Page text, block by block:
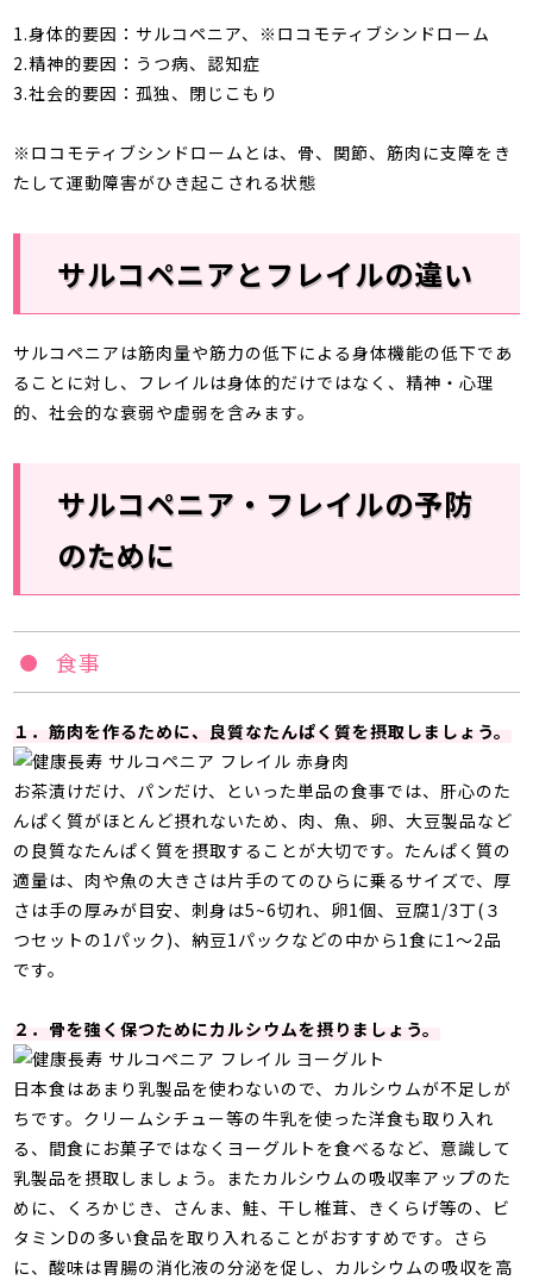
1.身体的要因：サルコペニア、※ロコモティブシンドローム
2.精神的要因：うつ病、認知症
3.社会的要因：孤独、閉じこもり
※ロコモティブシンドロームとは、骨、関節、筋肉に支障をき
たして運動障害がひき起こされる状態
サルコペニアとフレイルの違い
サルコペニアは筋肉量や筋力の低下による身体機能の低下であ
ることに対し、フレイルは身体的だけではなく、精神・心理
的、社会的な衰弱や虚弱を含みます。
サルコペニア・フレイルの予防
のために
食事
１．筋肉を作るために、良質なたんぱく質を摂取しましょう。
お茶漬けだけ、パンだけ、といった単品の食事では、肝心のた
んぱく質がほとんど摂れないため、肉、魚、卵、大豆製品など
の良質なたんぱく質を摂取することが大切です。たんぱく質の
適量は、肉や魚の大きさは片手のてのひらに乗るサイズで、厚
さは手の厚みが目安、刺身は5~6切れ、卵1個、豆腐1/3丁(３
つセットの1パック)、納豆1パックなどの中から1食に1～2品
です。
２．骨を強く保つためにカルシウムを摂りましょう。
日本食はあまり乳製品を使わないので、カルシウムが不足しが
ちです。クリームシチュー等の牛乳を使った洋食も取り入れ
る、間食にお菓子ではなくヨーグルトを食べるなど、意識して
乳製品を摂取しましょう。またカルシウムの吸収率アップのた
めに、くろかじき、さんま、鮭、干し椎茸、きくらげ等の、ビ
タミンDの多い食品を取り入れることがおすすめです。さら
に、酸味は胃腸の消化液の分泌を促し、カルシウムの吸収を高